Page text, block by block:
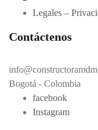
Legales –
Contáctenos
Bogotá - Colombia
facebook
Instagram